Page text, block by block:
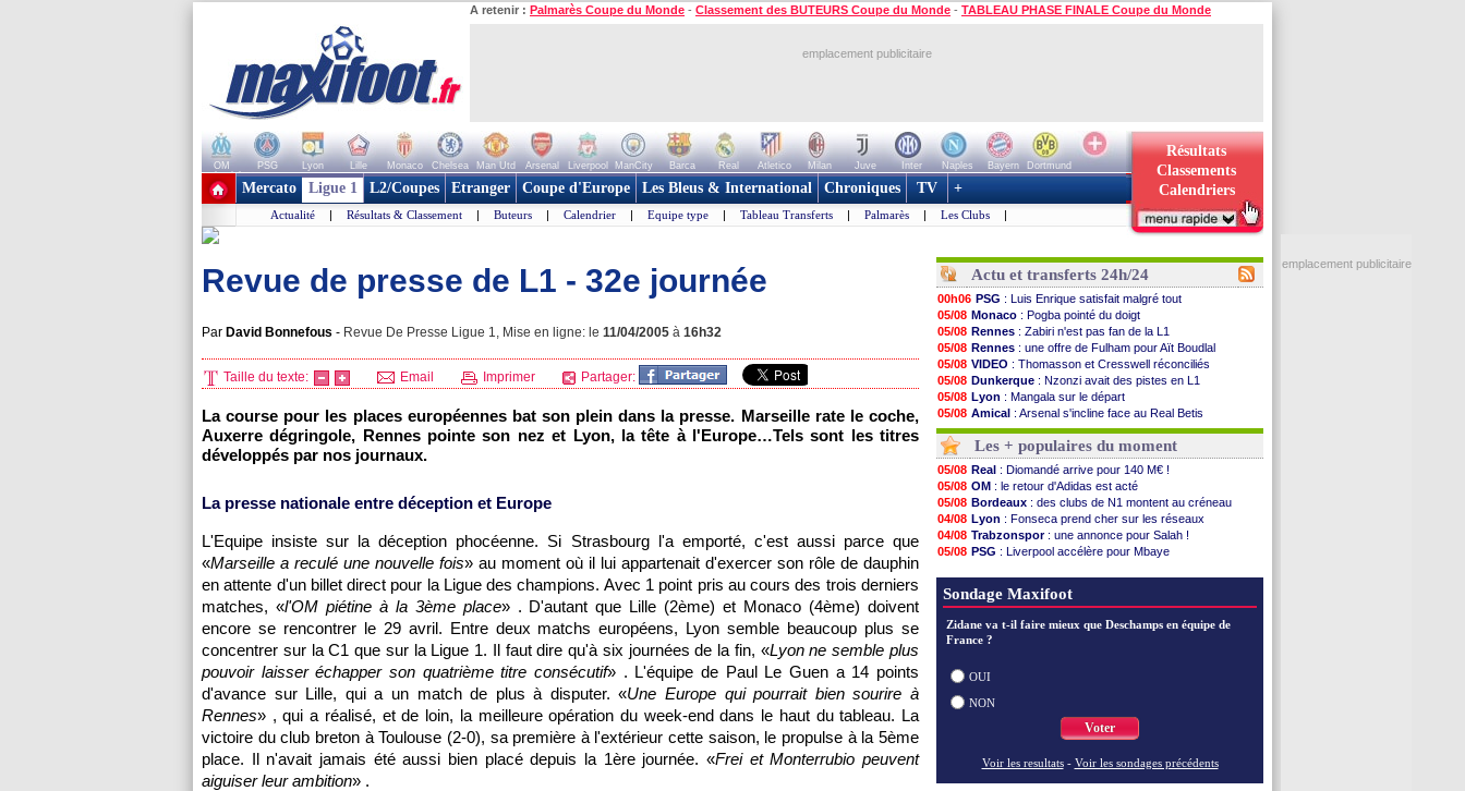
A retenir : Palmarès Coupe du Monde - Classement des BUTEURS Coupe du Monde - TABLEAU PHASE FINALE Coupe du Monde
emplacement publicitaire
OM PSG Lyon Lille Monaco Chelsea Man Utd Arsenal Liverpool ManCity Barca Real Atletico Milan Juve Inter Naples Bayern
Dortmund
+ de clubs
Résultats
Classements
Calendriers
Mercato Ligue 1 L2/Coupes Etranger Coupe d'Europe Les Bleus & International Chroniques TV +
Actualité | Résultats & Classement | Buteurs | Calendrier | Equipe type | Tableau Transferts | Palmarès | Les Clubs |
Revue de presse de L1 - 32e journée
Par David Bonnefous - Revue De Presse Ligue 1, Mise en ligne: le 11/04/2005 à 16h32
Taille du texte: Email Imprimer Partager:
La course pour les places européennes bat son plein dans la presse. Marseillerate le coche,
Auxerre dégringole, Rennespointe son nez et Lyon, la tête à l'Europe…Tels sont les titres
développés par nos journaux.
La presse nationale entre déception et Europe
L'Equipe insiste sur la déception phocéenne. Si Strasbourgl'a emporté, c'est aussi parce que
«Marseille a reculé une nouvelle fois» au moment où il lui appartenait d'exercer son rôle de dauphin
en attente d'un billet direct pour la Ligue des champions. Avec 1 point pris au cours des trois derniers
matches, «l'OMpiétine à la 3ème place» . D'autant que Lille (2ème) et Monaco (4ème) doivent
encore se rencontrer le 29 avril. Entre deux matchs européens, Lyon semble beaucoup plus se
concentrer sur la C1 que sur la Ligue 1. Il faut dire qu'à six journées de la fin, «Lyonne semble plus
pouvoir laisser échapper son quatrième titre consécutif» . L'équipe de Paul Le Guen a 14 points
d'avance sur Lille, qui a un match de plus à disputer. «Une Europe qui pourrait bien sourire à
Rennes» , qui a réalisé, et de loin, la meilleure opération du week-end dans le haut du tableau. La
victoire du club breton àToulouse (2-0), sa première à l'extérieur cette saison, le propulse à la 5ème
place. Il n'avait jamais été aussi bien placé depuis la 1ère journée. «Frei et Monterrubio peuvent
aiguiser leur ambition» .
Actu et transferts 24h/24
00h06 PSG : Luis Enrique satisfait malgré tout
05/08 Monaco : Pogba pointé du doigt
05/08 Rennes : Zabiri n'est pas fan de la L1
05/08 Rennes : une offre de Fulham pour Aït Boudlal
05/08 VIDEO : Thomasson et Cresswell réconciliés
05/08 Dunkerque : Nzonzi avait des pistes en L1
05/08 Lyon : Mangala sur le départ
05/08 Amical : Arsenal s'incline face au Real Betis
05/08 Amical: lourde défaite pour le PSG
05/08
Man City: Maresca flou pour Reijnders
05/08 LdC: Fenerbahçe prend une belle option
05/08 Al-Diriyah: Mbemba arrive libre (officiel)
05/08 Atletico: le plan d'Alvarez à son retour
05/08 Amical: premier succès pour Brest
05/08 VIDEO: le joli but de Greenwood avec le Fener !
05/08 CdM 2030: une promesse d'Infantino au Maroc ...
05/08 PSG : la compo pour le premier match amical
05/08 Newcastle: Jaissle est le nouveau coach (off.)
05/08 Real: une nouvelle offre pour Vinicius
05/08 Amical: l'OM domine Al-Shahaniya
05/08 Monaco : Cabral a prolongé (officiel)
05/08 Atletico
05/08 Arsenal
Les + populaires du moment
05/08 Real : Diomandé arrive pour 140 M€ !
05/08 OM : le retour d'Adidas est acté
05/08 Bordeaux : des clubs de N1 montent au créneau
04/08 Lyon : Fonseca prend cher sur les réseaux
04/08 Trabzonspor : une annonce pour Salah !
05/08 PSG : Liverpool accélère pour Mbaye
Sondage Maxifoot
Zidane va t-il faire mieux que Deschamps en équipe de
France ?
OUI
NON
Voter
Voir les resultats - Voir les sondages précédents
emplacement publicitaire